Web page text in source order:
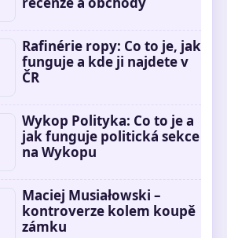
Rafinérie ropy: Co to je, jak
funguje a kde ji najdete v
ČR
Wykop Polityka: Co to je a
jak funguje politická sekce
na Wykopu
Maciej Musiałowski –
kontroverze kolem koupě
zámku